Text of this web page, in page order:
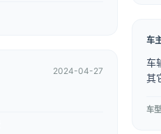
2024-04-27
车
车
其
车